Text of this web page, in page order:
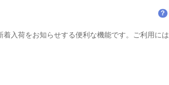
？
入荷をお知らせする便利な機能です。ご利用には